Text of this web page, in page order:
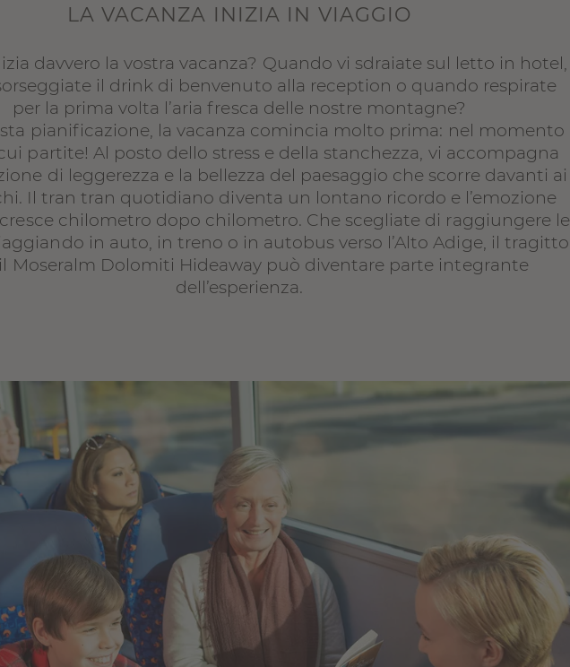
LA VACANZA INIZIA IN VIAGGIO
davvero la vostra vacanza? Quando vi sdraiate sul letto in hotel,
il drink di benvenuto alla reception o quando respirate
per la prima volta l’aria fresca delle nostre montagne?
pianificazione, la vacanza comincia molto prima: nel momento
partite! Al posto dello stress e della stanchezza, vi accompagna
di leggerezza e la bellezza del paesaggio che scorre davanti ai
Il tran tran quotidiano diventa un lontano ricordo e l’emozione
cresce chilometro dopo chilometro. Che scegliate di raggiungere le
in auto, in treno o in autobus verso l’Alto Adige, il tragitto
Moseralm Dolomiti Hideaway può diventare parte integrante
dell’esperienza.